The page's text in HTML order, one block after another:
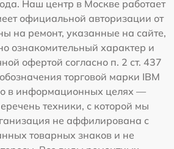
Наш центр в Москве работает
официальной авторизации от
на ремонт, указанные на сайте,
ознакомительный характер и
офертой согласно п. 2 ст. 437
торговой марки IBM
в информационных целях —
техники, с которой мы
не аффилирована с
товарных знаков и не